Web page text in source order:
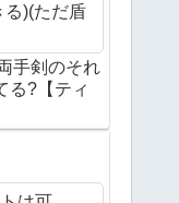
る)(ただ盾
手剣のそれ
る?【ティ